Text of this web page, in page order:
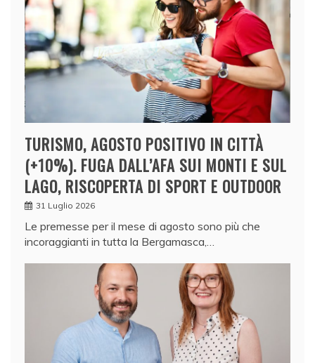
TURISMO, AGOSTO POSITIVO IN CITTÀ
(+10%). FUGA DALL’AFA SUI MONTI E SUL
LAGO, RISCOPERTA DI SPORT E OUTDOOR
31 Luglio 2026
Le premesse per il mese di agosto sono più che
incoraggianti in tutta la Bergamasca,…